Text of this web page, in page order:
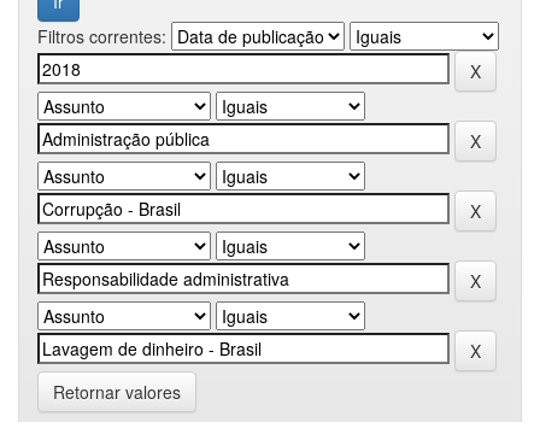
Filtros correntes:
Retornar valores